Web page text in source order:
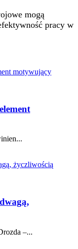
mogą
pracy w
motywujący
życzliwością
–...